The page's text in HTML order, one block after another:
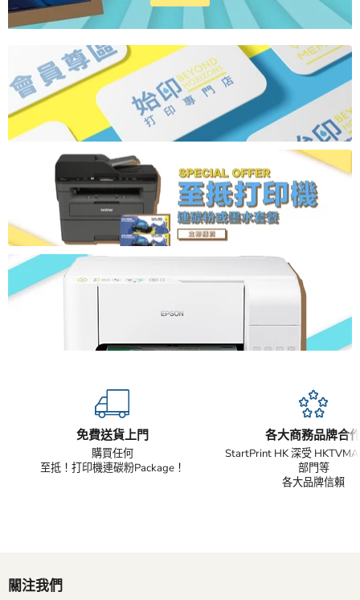
免費送貨上門
購買任何
至抵！打印機連碳粉Package！
各大商務品牌合
StartPrint HK 深受
部門等
各大品牌信賴
關注我們